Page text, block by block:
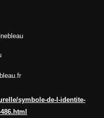
symbole-de-l-identite-